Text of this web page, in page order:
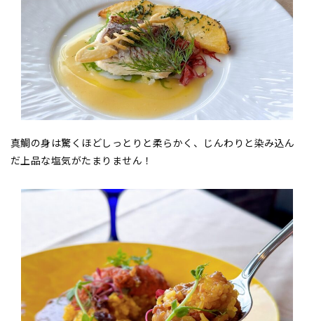
真鯛の身は驚くほどしっとりと柔らかく、じんわりと染み込ん
だ上品な塩気がたまりません！